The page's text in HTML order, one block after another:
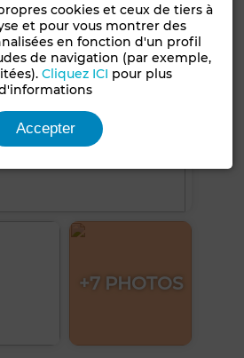
+7 PHOTOS
cookies et ceux de tiers à
et pour vous montrer des
en fonction d'un profil
de navigation (par exemple,
Cliquez ICI pour plus
Accepter